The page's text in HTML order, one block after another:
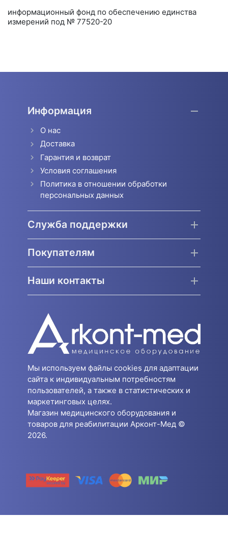
информационный фонд по обеспечению единства
измерений под № 77520-20
Информация
О нас
Доставка
Гарантия и возврат
Условия соглашения
Политика в отношении обработки
персональных данных
Служба поддержки
Покупателям
Наши контакты
Мы используем файлы cookies для адаптации
сайта к индивидуальным потребностям
пользователей, а также в статистических и
маркетинговых целях.
Магазин медицинского оборудования и
товаров для реабилитации Арконт-Мед ©
2026.